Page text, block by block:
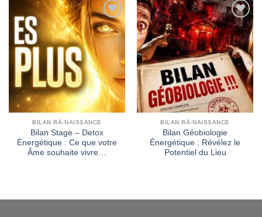
Ajouter
à la
BILAN RÂ-NAISSANCE
Bilan Stage – Detox
Énergétique : Ce que votre
Âme souhaite vivre…
Ajouter
à la
wishlist
BILAN RÂ-NAISSANCE
Bilan Géobiologie
Énergétique : Révélez le
Potentiel du Lieu